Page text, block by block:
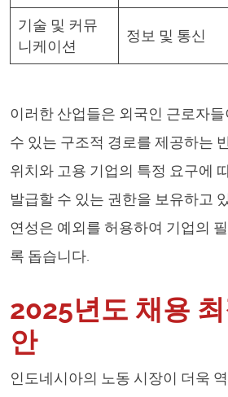
기술 및 커뮤
니케이션
정보 및 통신
이러한 산업들은 외국인 근로자
수 있는 구조적 경로를 제공하는
위치와 고용 기업의 특정 요구에
발급할 수 있는 권한을 보유하고
연성은 예외를 허용하여 기업의
록 돕습니다.
2025년도 채용
안
인도네시아의 노동 시장이 더욱